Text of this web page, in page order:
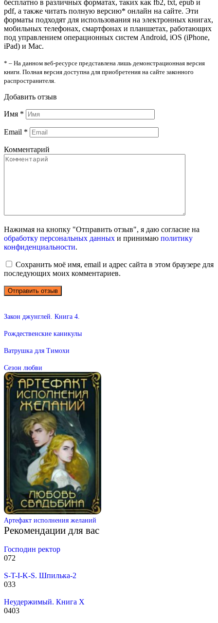
бесплатно в различных форматах, таких как fb2, txt, epub и
pdf, а также читать полную версию* онлайн на сайте. Эти
форматы подходят для использования на электронных книгах,
мобильных телефонах, смартфонах и планшетах, работающих
под управлением операционных систем Android, iOS (iPhone,
iPad) и Mac.
* – На данном веб-ресурсе представлена лишь демонстрационная версия
книги. Полная версия доступна для приобретения на сайте законного
распространителя.
Добавить отзыв
Имя *
Email *
Комментарий
Нажимая на кнопку "Отправить отзыв", я даю согласие на
обработку персональных данных и принимаю политику
конфиденциальности.
Сохранить моё имя, email и адрес сайта в этом браузере для
последующих моих комментариев.
Закон джунглей. Книга 4.
Рождественские каникулы
Ватрушка для Тимохи
Сезон любви
Артефакт исполнения желаний
Рекомендации для вас
Господин ректор
072
S-T-I-K-S. Шпилька-2
033
Неудержимый. Книга X
0403